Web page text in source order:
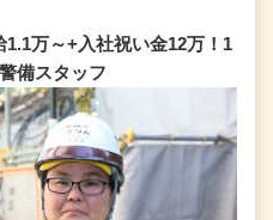
万～+入社祝い金12万！1
備スタッフ